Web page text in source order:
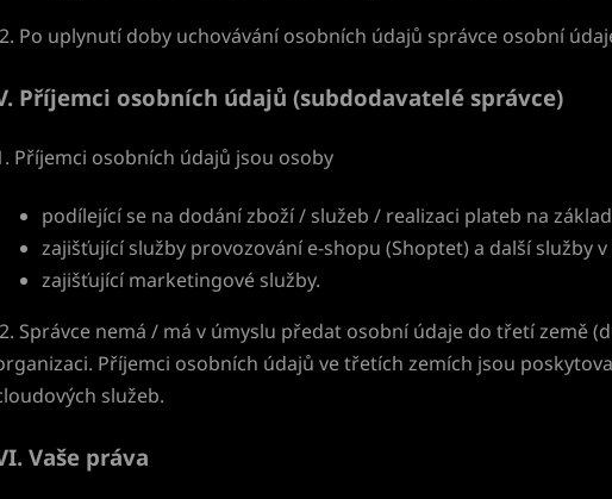
2. Po uplynutí doby uchovávání osobních údajů správce osobní
Příjemci osobních údajů (subdodavatelé správce)
Příjemci osobních údajů jsou osoby
podílející se na dodání zboží / služeb / realizaci plateb na
zajišťující služby provozování e-shopu (Shoptet) a další služby
zajišťující marketingové služby.
2. Správce nemá / má v úmyslu předat osobní údaje do třetí země
Příjemci osobních údajů ve třetích zemích jsou
služeb.
Vaše práva